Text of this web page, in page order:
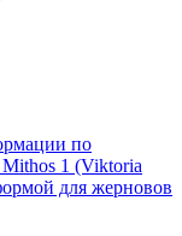
по
1 (Viktoria
для жерновов